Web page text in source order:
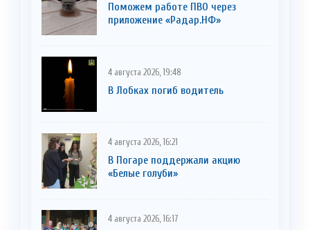
Поможем работе ПВО через
приложение «Радар.НФ»
4 августа 2026, 19:48
В Лобках погиб водитель
4 августа 2026, 16:21
В Погаре поддержали акцию
«Белые голуби»
4 августа 2026, 16:17